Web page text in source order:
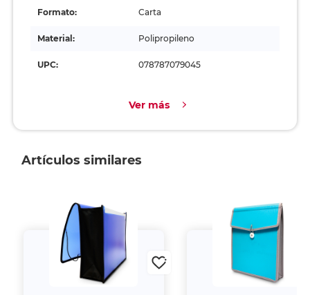
Formato: Carta
Material: Polipropileno
UPC: 078787079045
Ver más
Artículos similares